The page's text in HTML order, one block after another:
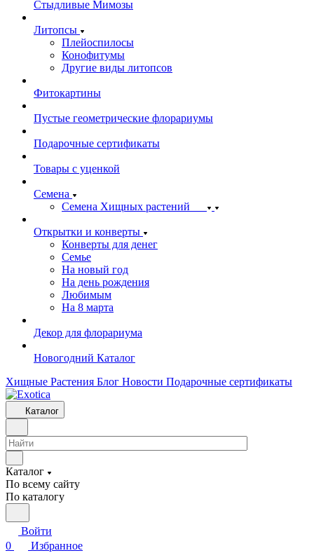
Стыдливые Мимозы
Литопсы
Плейоспилосы
Конофитумы
Другие виды литопсов
Фитокартины
Пустые геометрические флорариумы
Подарочные сертификаты
Товары с уценкой
Семена
Семена Хищных растений
Открытки и конверты
Конверты для денег
Семье
На новый год
На день рождения
Любимым
На 8 марта
Декор для флорариума
Новогодний Каталог
Хищные Растения Блог Новости Подарочные сертификаты
Каталог
Каталог
По всему сайту
По каталогу
Войти
0
Избранное